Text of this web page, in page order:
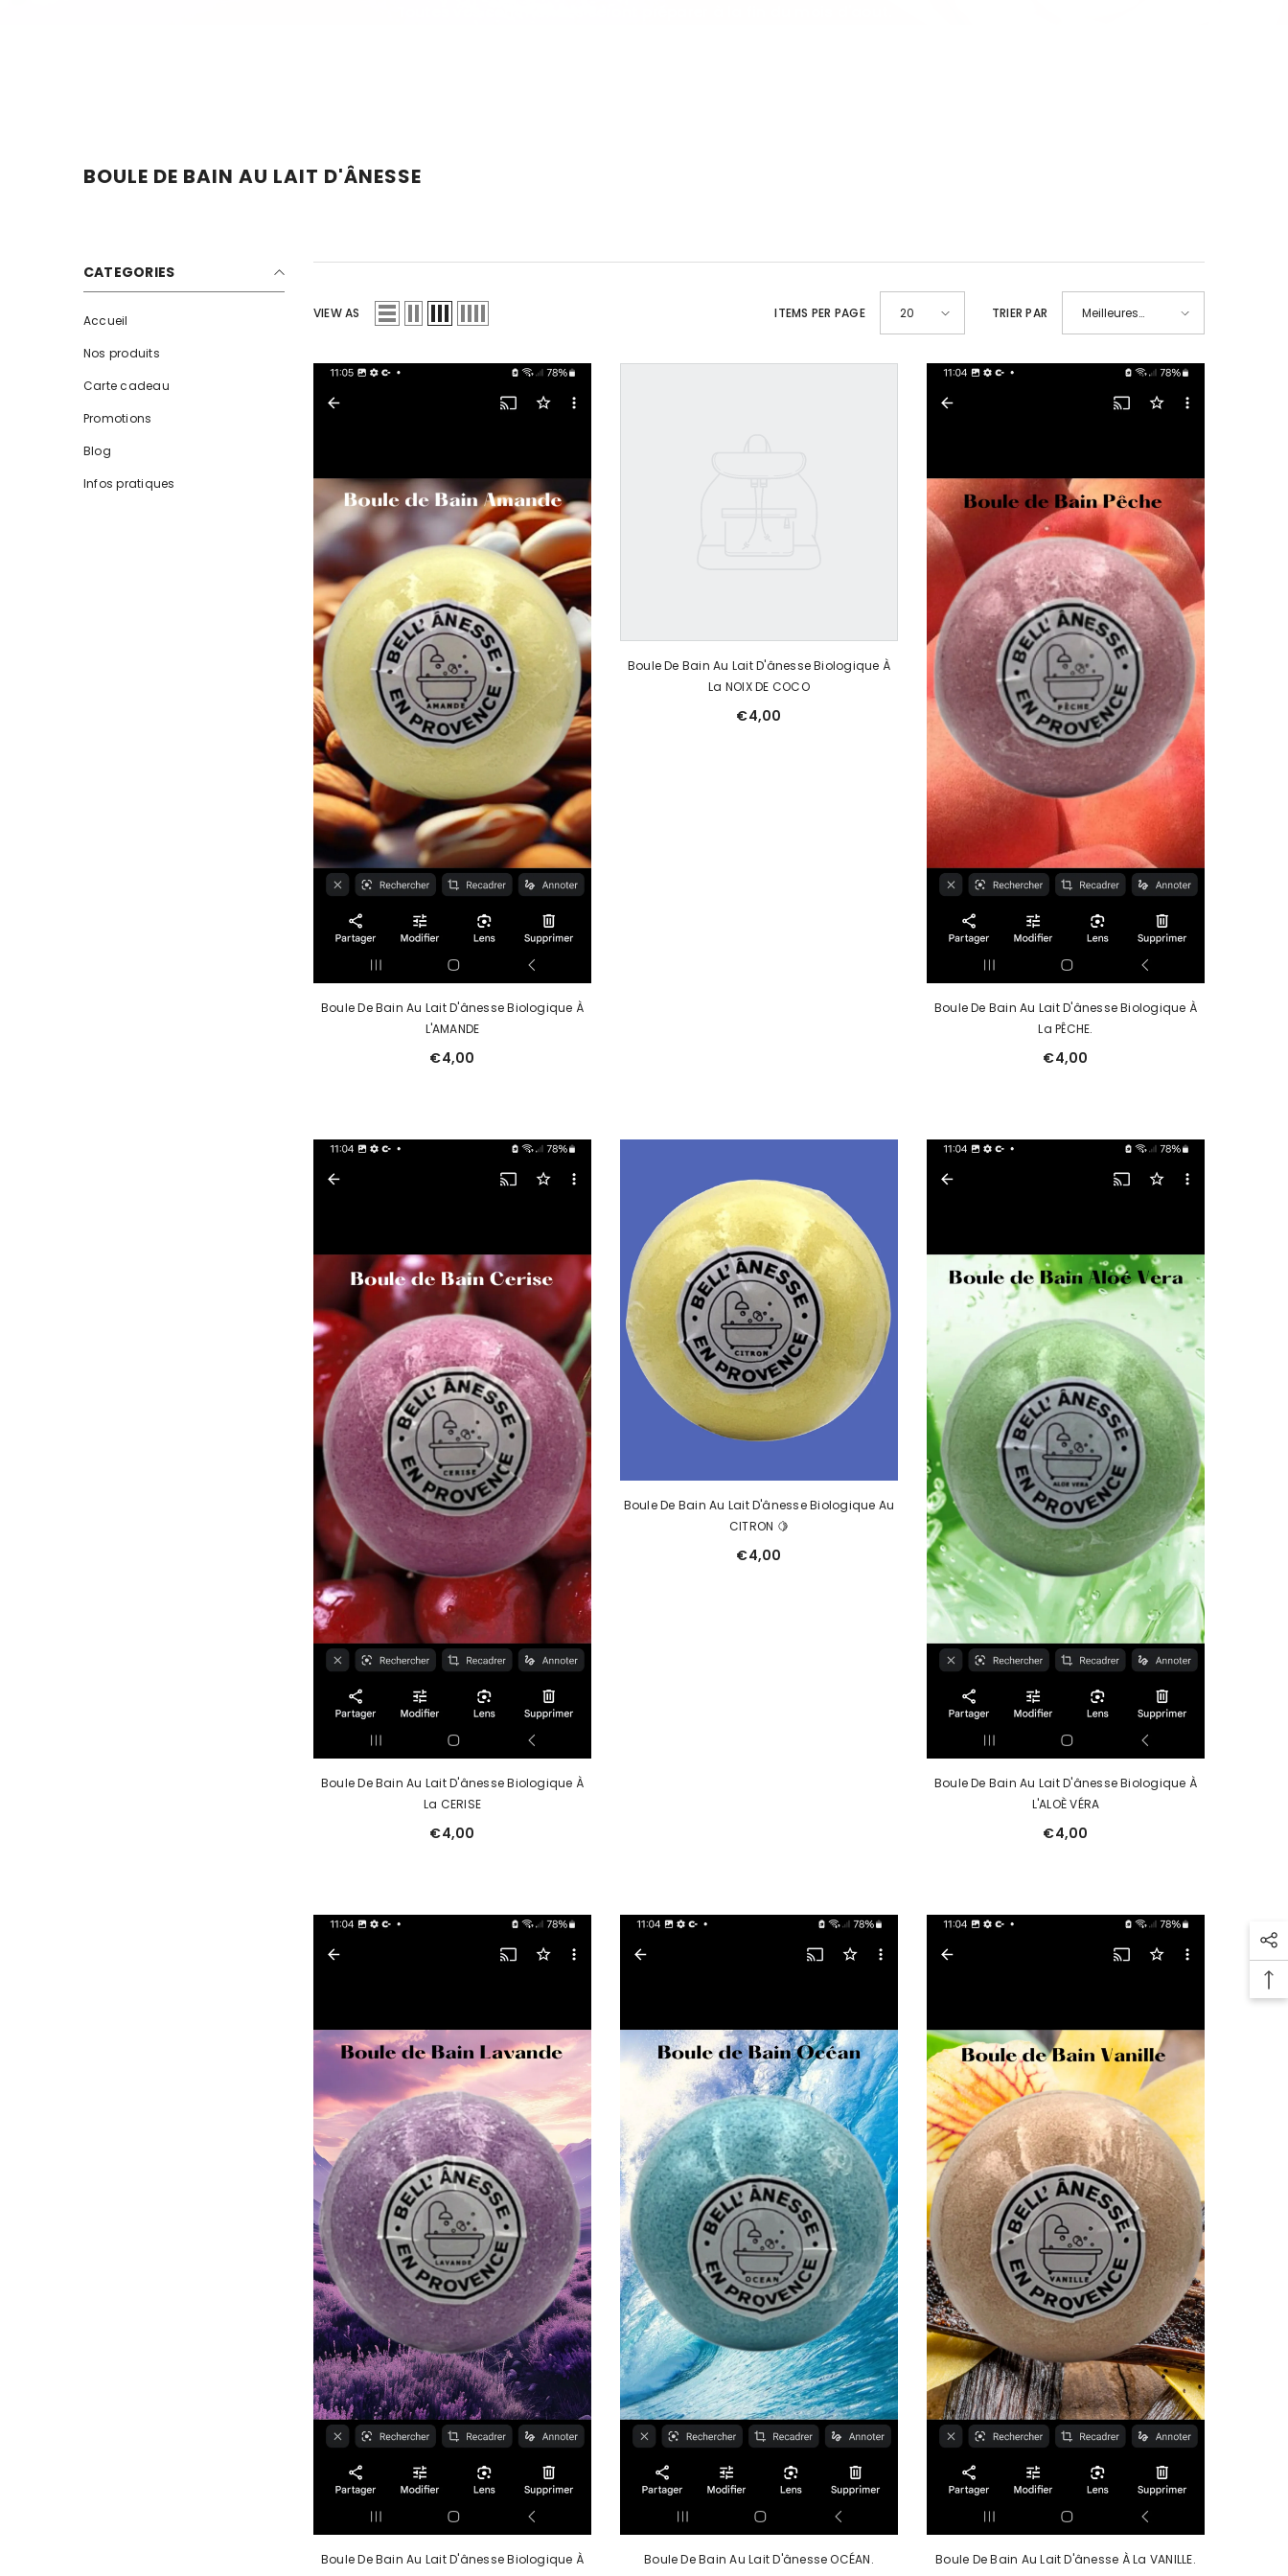
BOULE DE BAIN AU LAIT D'ÂNESSE
CATEGORIES
Accueil
Nos produits
Carte cadeau
Promotions
Blog
Infos pratiques
VIEW AS ITEMS PER PAGE 20 TRIER PAR
Meilleures
Boule De Bain Au Lait D'ânesse Biologique À
L'AMANDE
€4,00
Boule De Bain Au Lait D'ânesse Biologique À
La NOIX DE COCO
€4,00
Boule De Bain Au Lait D'ânesse Biologique À
La PÊCHE.
€4,00
Boule De Bain Au Lait D'ânesse Biologique À
La CERISE
€4,00
Boule De Bain Au Lait D'ânesse Biologique Au
CITRON 🍋
€4,00
Boule De Bain Au Lait D'ânesse Biologique À
L'ALOÈ VÉRA
€4,00
Boule De Bain Au Lait D'ânesse Biologique À
Boule De Bain Au Lait D'ânesse OCÉAN. Boule De Bain Au Lait D'ânesse À La VANILLE.